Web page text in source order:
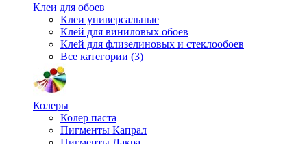
Клеи для обоев
Клеи универсальные
Клей для виниловых обоев
Клей для флизелиновых и стеклообоев
Все категории (3)
Колеры
Колер паста
Пигменты Капрал